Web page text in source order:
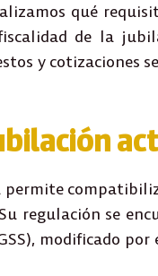
qué
de la
y cotizaciones
permite
regulación se
, modificado por